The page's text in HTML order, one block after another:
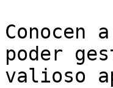
poder
valioso